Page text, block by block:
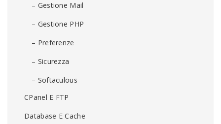
– Gestione Mail
– Gestione PHP
– Preferenze
– Sicurezza
– Softaculous
CPanel E FTP
Database E Cache